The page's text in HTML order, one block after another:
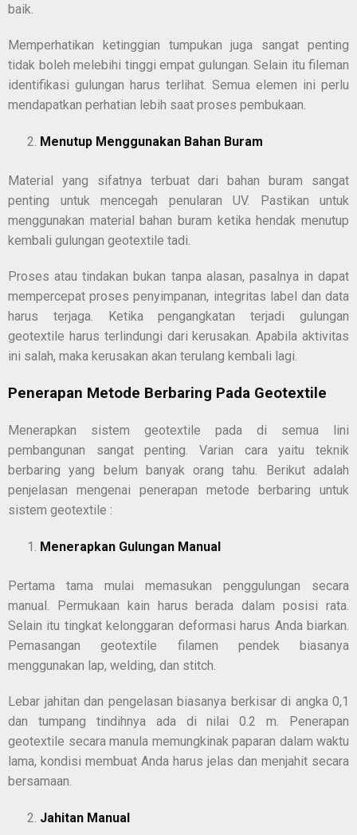
baik.
Memperhatikan ketinggian tumpukan juga sangat penting
tidak boleh melebihi tinggi empat gulungan. Selain itu fileman
identifikasi gulungan harus terlihat. Semua elemen ini perlu
mendapatkan perhatian lebih saat proses pembukaan.
Menutup Menggunakan Bahan Buram
Material yang sifatnya terbuat dari bahan buram sangat
penting untuk mencegah penularan UV. Pastikan untuk
menggunakan material bahan buram ketika hendak menutup
kembali gulungan geotextile tadi.
Proses atau tindakan bukan tanpa alasan, pasalnya in dapat
mempercepat proses penyimpanan, integritas label dan data
harus terjaga. Ketika pengangkatan terjadi gulungan
geotextile harus terlindungi dari kerusakan. Apabila aktivitas
ini salah, maka kerusakan akan terulang kembali lagi.
Penerapan Metode Berbaring Pada Geotextile
Menerapkan sistem geotextile pada di semua lini
pembangunan sangat penting. Varian cara yaitu teknik
berbaring yang belum banyak orang tahu. Berikut adalah
penjelasan mengenai penerapan metode berbaring untuk
sistem geotextile :
Menerapkan Gulungan Manual
Pertama tama mulai memasukan penggulungan secara
manual. Permukaan kain harus berada dalam posisi rata.
Selain itu tingkat kelonggaran deformasi harus Anda biarkan.
Pemasangan geotextile filamen pendek biasanya
menggunakan lap, welding, dan stitch.
Lebar jahitan dan pengelasan biasanya berkisar di angka 0,1
dan tumpang tindihnya ada di nilai 0.2 m. Penerapan
geotextile secara manula memungkinak paparan dalam waktu
lama, kondisi membuat Anda harus jelas dan menjahit secara
bersamaan.
Jahitan Manual